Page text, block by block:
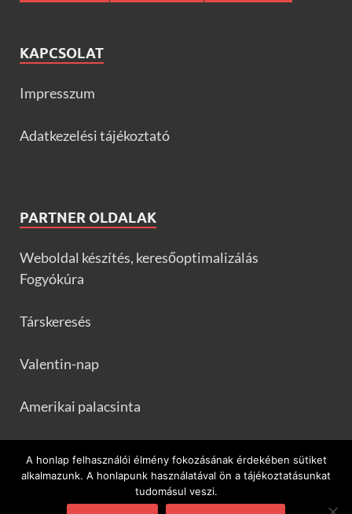
KAPCSOLAT
Impresszum
Adatkezelési tájékoztató
PARTNER OLDALAK
Weboldal készítés, keresőoptimalizálás
Fogyókúra
Társkeresés
Valentin-nap
Amerikai palacsinta
A honlap felhasználói élmény fokozásának érdekében sütiket
alkalmazunk. A honlapunk használatával ön a tájékoztatásunkat
tudomásul veszi.